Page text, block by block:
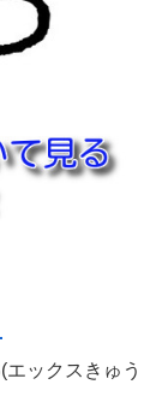
ックスきゅう